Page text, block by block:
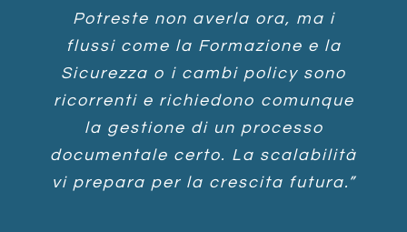
Potreste non averla ora, ma i
flussi come la Formazione e la
Sicurezza o i cambi policy sono
ricorrenti e richiedono comunque
la gestione di un processo
documentale certo. La scalabilità
vi prepara per la crescita futura.”